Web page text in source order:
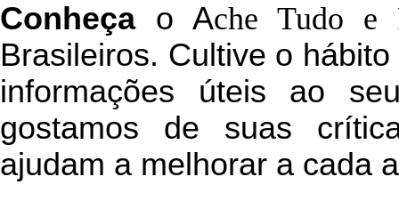
Conheçao Ache Tudo e
Brasileiros. Cultive o
informações úteis ao
gostamos de suas
ajudam a melhorar a cada